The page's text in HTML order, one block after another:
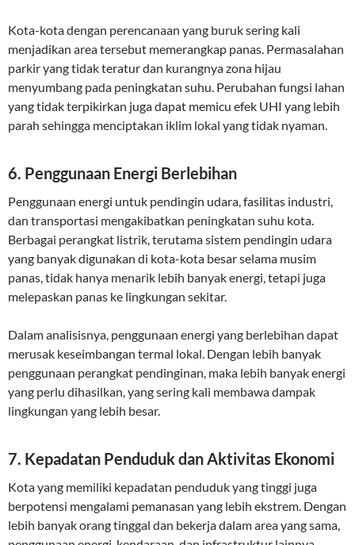
Kota-kota dengan perencanaan yang buruk sering kali
menjadikan area tersebut memerangkap panas. Permasalahan
parkir yang tidak teratur dan kurangnya zona hijau
menyumbang pada peningkatan suhu. Perubahan fungsi lahan
yang tidak terpikirkan juga dapat memicu efek UHI yang lebih
parah sehingga menciptakan iklim lokal yang tidak nyaman.
6. Penggunaan Energi Berlebihan
Penggunaan energi untuk pendingin udara, fasilitas industri,
dan transportasi mengakibatkan peningkatan suhu kota.
Berbagai perangkat listrik, terutama sistem pendingin udara
yang banyak digunakan di kota-kota besar selama musim
panas, tidak hanya menarik lebih banyak energi, tetapi juga
melepaskan panas ke lingkungan sekitar.
Dalam analisisnya, penggunaan energi yang berlebihan dapat
merusak keseimbangan termal lokal. Dengan lebih banyak
penggunaan perangkat pendinginan, maka lebih banyak energi
yang perlu dihasilkan, yang sering kali membawa dampak
lingkungan yang lebih besar.
7. Kepadatan Penduduk dan Aktivitas Ekonomi
Kota yang memiliki kepadatan penduduk yang tinggi juga
berpotensi mengalami pemanasan yang lebih ekstrem. Dengan
lebih banyak orang tinggal dan bekerja dalam area yang sama,